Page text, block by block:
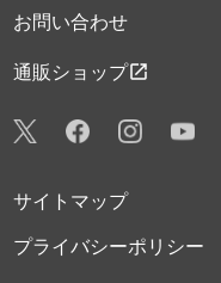
お問い合わせ
通販ショップopen_in_new
サイトマップ
プライバシーポリシー